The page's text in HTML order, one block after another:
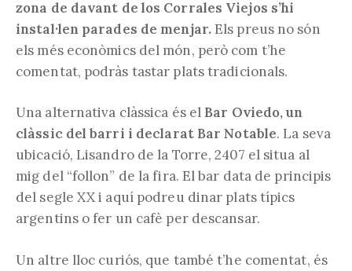
zona de davant de los Corrales Viejos s’hi
instal·len parades de menjar.Els preus no són
els més econòmics del món, però com t’he
comentat, podràs tastar plats tradicionals.
Una alternativa clàssica és el Bar Oviedo, un
clàssic del barri i declarat Bar Notable. La seva
ubicació, Lisandro de la Torre, 2407 el situa al
mig del “follon” de la fira. El bar data de principis
del segle XX i aquí podreu dinar plats típics
argentins o fer un cafè per descansar.
Un altre lloc curiós, que també t’he comentat, és